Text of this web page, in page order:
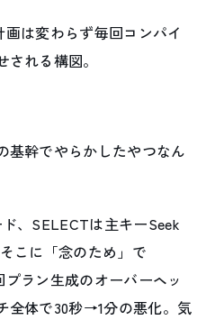
は変わらず毎回コンパイ
れる構図。
基幹でやらかしたやつなん
、SELECTは主キーSeek
こに「念のため」で
ラン生成のオーバーヘッ
全体で30秒→1分の悪化。気